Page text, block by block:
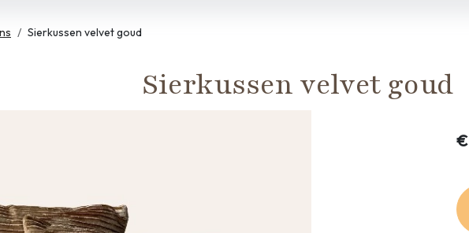
Sierkussen velvet goud
Sierkussen velvet goud
€